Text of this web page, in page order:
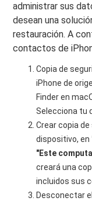
administrar sus
desean una
restauración. A
contactos de
Copia de
iPhone de
Finder en
Selecciona tu
Crear copia de
dispositivo, en
"Este
creará una
incluidos sus
Desconectar